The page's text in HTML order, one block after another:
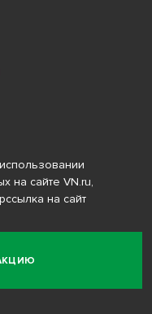
на сайте VN.ru,
на сайт